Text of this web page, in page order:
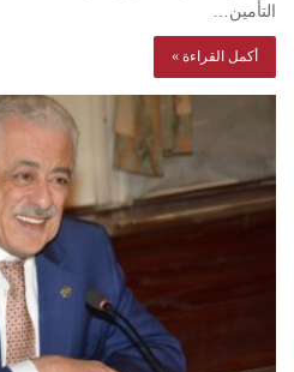
التأمين…
أكمل القراءة »